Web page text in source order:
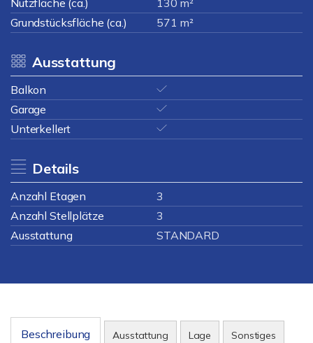
Nutzfläche (ca.)
130 m²
Grundstücksfläche (ca.)
571 m²
Ausstattung
Balkon
Garage
Unterkellert
Details
Anzahl Etagen
3
Anzahl Stellplätze
3
Ausstattung
STANDARD
Beschreibung Ausstattung Lage Sonstiges